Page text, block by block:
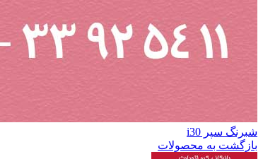
شبرنگ سپر i30
بازگشت به محصولات